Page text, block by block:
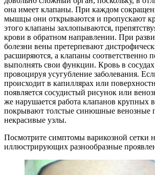
она имеет клапаны. При каждом
мышцы они открываются и пропускают
этого клапаны захлопываются,
крови в обратном направлении. При
болезни вены претерпевают
расширяются, а клапаны соответственно
выполнять свои функции. Кровь в сосудах
провоцируя усугубление заболевания.
происходит в капиллярах или
появляется сосудистый рисунок или
же нарушается работа клапанов крупных
покрывают толстые синюшные венозные
некрасивые узлы.
Посмотрите симптомы варикозной сетки
иллюстрирующих разнообразные